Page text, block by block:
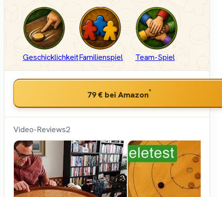
GeschicklichkeitFamilienspiel Team-Spiel
79 € bei Amazon*
Video-Reviews2
Shut
Up &